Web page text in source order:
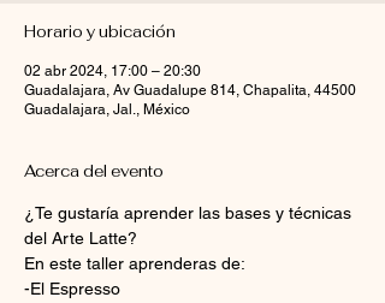
Horario y ubicación
02 abr 2024, 17:00 – 20:30
Guadalajara, Av Guadalupe 814, Chapalita, 44500
Guadalajara, Jal., México
Acerca del evento
¿Te gustaría aprender las bases y técnicas
del Arte Latte?
En este taller aprenderas de:
-El Espresso